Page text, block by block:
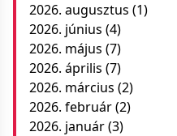
2026. augusztus (1)
2026. június (4)
2026. május (7)
2026. április (7)
2026. március (2)
2026. február(2)
2026. január(3)